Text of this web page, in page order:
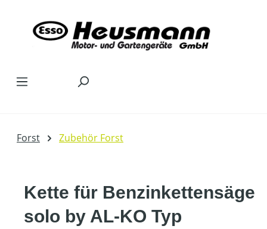
Forst Zubehör Forst
Kette für Benzinkettensäge
solo by AL-KO Typ